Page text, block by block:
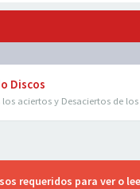
Discos
aciertos y Desaciertos de
requeridos para ver o